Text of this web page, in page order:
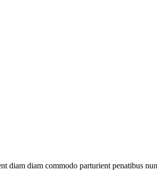
diam diam commodo parturient penatibus